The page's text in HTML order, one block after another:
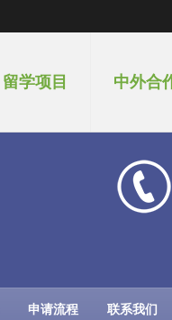
留学项目 中外合
申请流程 联系我们